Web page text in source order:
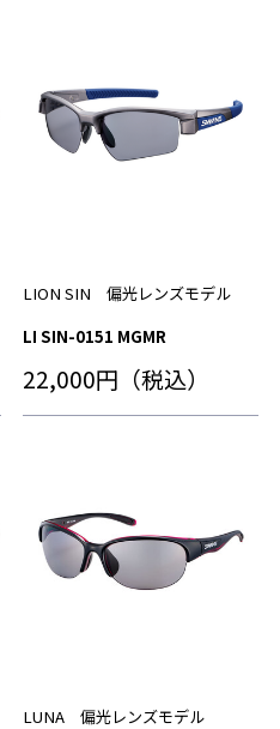
LION SIN 偏光レンズモデル
LI SIN-0151 MGMR
22,000円（税込）
LUNA 偏光レンズモデル